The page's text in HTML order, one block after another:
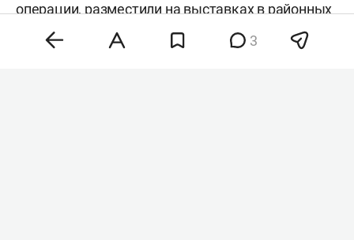
операции, разместили на выставках в районных
домах культуры. Экспозиции уже открылись в
муниципалитетах республики и будут работать
3